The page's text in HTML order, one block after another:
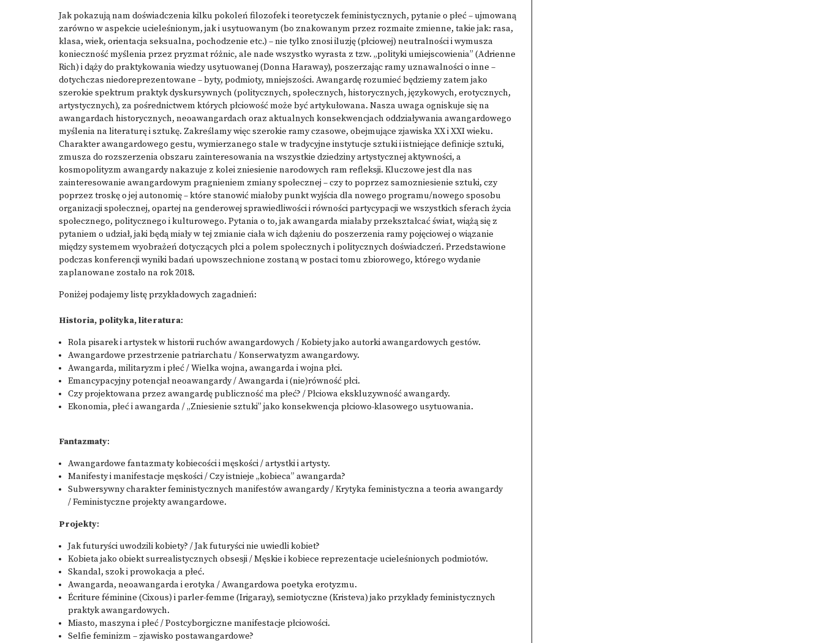
Jak pokazują nam doświadczenia kilku pokoleń filozofek i teoretyczek feministycznych, pytanie o płeć – ujmowaną
zarówno w aspekcie ucieleśnionym, jak i usytuowanym (bo znakowanym przez rozmaite zmienne, takie jak: rasa,
klasa, wiek, orientacja seksualna, pochodzenie etc.) – nie tylko znosi iluzję (płciowej) neutralności i wymusza
konieczność myślenia przez pryzmat różnic, ale nade wszystko wyrasta z tzw. „polityki umiejscowienia” (Adrienne
Rich) i dąży do praktykowania wiedzy usytuowanej (Donna Haraway), poszerzając ramy uznawalności o inne –
dotychczas niedoreprezentowane – byty, podmioty, mniejszości. Awangardę rozumieć będziemy zatem jako
szerokie spektrum praktyk dyskursywnych (politycznych, społecznych, historycznych, językowych, erotycznych,
artystycznych), za pośrednictwem których płciowość może być artykułowana. Nasza uwaga ogniskuje się na
awangardach historycznych, neoawangardach oraz aktualnych konsekwencjach oddziaływania awangardowego
myślenia na literaturę i sztukę. Zakreślamy więc szerokie ramy czasowe, obejmujące zjawiska XX i XXI wieku.
Charakter awangardowego gestu, wymierzanego stale w tradycyjne instytucje sztuki i istniejące definicje sztuki,
zmusza do rozszerzenia obszaru zainteresowania na wszystkie dziedziny artystycznej aktywności, a
kosmopolityzm awangardy nakazuje z kolei zniesienie narodowych ram refleksji. Kluczowe jest dla nas
zainteresowanie awangardowym pragnieniem zmiany społecznej – czy to poprzez samozniesienie sztuki, czy
poprzez troskę o jej autonomię – które stanowić miałoby punkt wyjścia dla nowego programu/nowego sposobu
organizacji społecznej, opartej na genderowej sprawiedliwości i równości partycypacji we wszystkich sferach życia
społecznego, politycznego i kulturowego. Pytania o to, jak awangarda miałaby przekształcać świat, wiążą się z
pytaniem o udział, jaki będą miały w tej zmianie ciała w ich dążeniu do poszerzenia ramy pojęciowej o wiązanie
między systemem wyobrażeń dotyczących płci a polem społecznych i politycznych doświadczeń. Przedstawione
podczas konferencji wyniki badań upowszechnione zostaną w postaci tomu zbiorowego, którego wydanie
zaplanowane zostało na rok 2018.
Poniżej podajemy listę przykładowych zagadnień:
Historia, polityka, literatura:
Rola pisarek i artystek w historii ruchów awangardowych / Kobiety jako autorki awangardowych gestów.
Awangardowe przestrzenie patriarchatu / Konserwatyzm awangardowy.
Awangarda, militaryzm i płeć / Wielka wojna, awangarda i wojna płci.
Emancypacyjny potencjał neoawangardy / Awangarda i (nie)równość płci.
Czy projektowana przez awangardę publiczność ma płeć? / Płciowa ekskluzywność awangardy.
Ekonomia, płeć i awangarda / „Zniesienie sztuki” jako konsekwencja płciowo-klasowego usytuowania.
Fantazmaty:
Awangardowe fantazmaty kobiecości i męskości / artystki i artysty.
Manifesty i manifestacje męskości / Czy istnieje „kobieca” awangarda?
Subwersywny charakter feministycznych manifestów awangardy / Krytyka feministyczna a teoria awangardy
/ Feministyczne projekty awangardowe.
Projekty:
Jak futuryści uwodzili kobiety? / Jak futuryści nie uwiedli kobiet?
Kobieta jako obiekt surrealistycznych obsesji / Męskie i kobiece reprezentacje ucieleśnionych podmiotów.
Skandal, szok i prowokacja a płeć.
Awangarda, neoawangarda i erotyka / Awangardowa poetyka erotyzmu.
Écriture féminine (Cixous) i parler-femme (Irigaray), semiotyczne (Kristeva) jako przykłady feministycznych
praktyk awangardowych.
Miasto, maszyna i płeć / Postcyborgiczne manifestacje płciowości.
Selfie feminizm – zjawisko postawangardowe?